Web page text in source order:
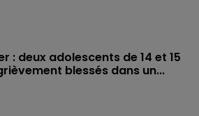
: deux adolescents de 14 et 15
blessés dans un...